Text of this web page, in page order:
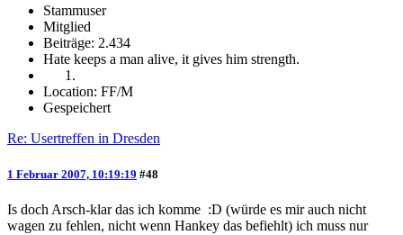
Stammuser
Mitglied
Beiträge: 2.434
Hate keeps a man alive, it gives him strength.
Location: FF/M
Gespeichert
Re: Usertreffen in Dresden
1 Februar 2007, 10:19:19 #48
Is doch Arsch-klar das ich komme :D (würde es mir auch nicht
wagen zu fehlen, nicht wenn Hankey das befiehlt) ich muss nur